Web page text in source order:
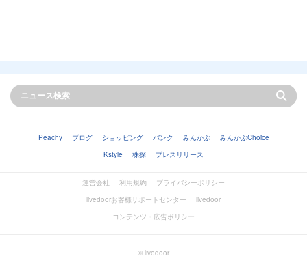
Peachy ブログ ショッピング バンク みんかぶ
みんかぶChoice
Kstyle
株探 プレスリリース
運営会社 利用規約
プライバシーポリシー
livedoorお客様サポートセンター
livedoor
コンテンツ・広告ポリシー
© livedoor